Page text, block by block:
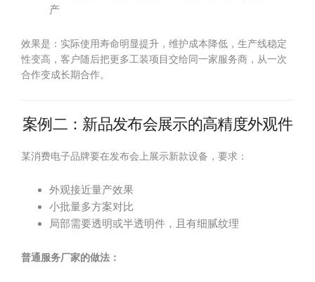
产
效果是：实际使用寿命明显提升，维护成本降低，生产线稳定
性变高，客户随后把更多工装项目交给同一家服务商，从一次
合作变成长期合作。
案例二：新品发布会展示的高精度外观件
某消费电子品牌要在发布会上展示新款设备，要求：
外观接近量产效果
小批量多方案对比
局部需要透明或半透明件，且有细腻纹理
普通服务厂家的做法：